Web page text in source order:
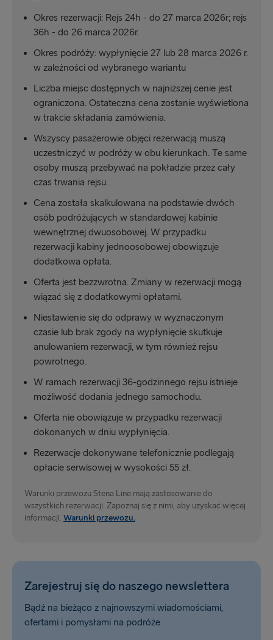
Fishguard → Rosslare
Belfast → Liverpool
Dublin → Holyhead
Harwich → Hoek van Holland
Rosslare → Fishguard
Liverpool → Belfast
Holyhead → Dublin
Okres rezerwacji: Rejs 24h - do 27 marca 2026r; rejs
36h - do 26 marca 2026r.
Okres podróży: wypłynięcie 27 lub 28 marca 2026 r.
w zależności od wybranego wariantu
Liczba miejsc dostępnych w najniższej cenie jest
ograniczona. Ostateczna cena zostanie wyświetlona
w trakcie składania zamówienia.
Wszyscy pasażerowie objęci rezerwacją muszą
uczestniczyć w podróży w obu kierunkach. Te same
osoby muszą przebywać na pokładzie przez cały
czas trwania rejsu.
Cena została skalkulowana na podstawie dwóch
osób podróżujących w standardowej kabinie
wewnętrznej dwuosobowej. W przypadku
rezerwacji kabiny jednoosobowej obowiązuje
dodatkowa opłata.
Oferta jest bezzwrotna. Zmiany w rezerwacji mogą
wiązać się z dodatkowymi opłatami.
Niestawienie się do odprawy w wyznaczonym
czasie lub brak zgody na wypłynięcie skutkuje
anulowaniem rezerwacji, w tym również rejsu
powrotnego.
W ramach rezerwacji 36-godzinnego rejsu istnieje
możliwość dodania jednego samochodu.
Oferta nie obowiązuje w przypadku rezerwacji
dokonanych w dniu wypłynięcia.
Rezerwacje dokonywane telefonicznie podlegają
opłacie serwisowej w wysokości 55 zł.
Warunki przewozu Stena Line mają zastosowanie do
wszystkich rezerwacji. Zapoznaj się z nimi, aby uzyskać więcej
informacji. Warunki przewozu.
Zarejestruj się do naszego newslettera
Bądź na bieżąco z najnowszymi wiadomościami,
ofertami i pomysłami na podróże